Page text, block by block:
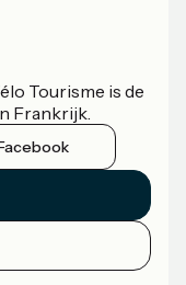
Tourisme is de
Frankrijk.